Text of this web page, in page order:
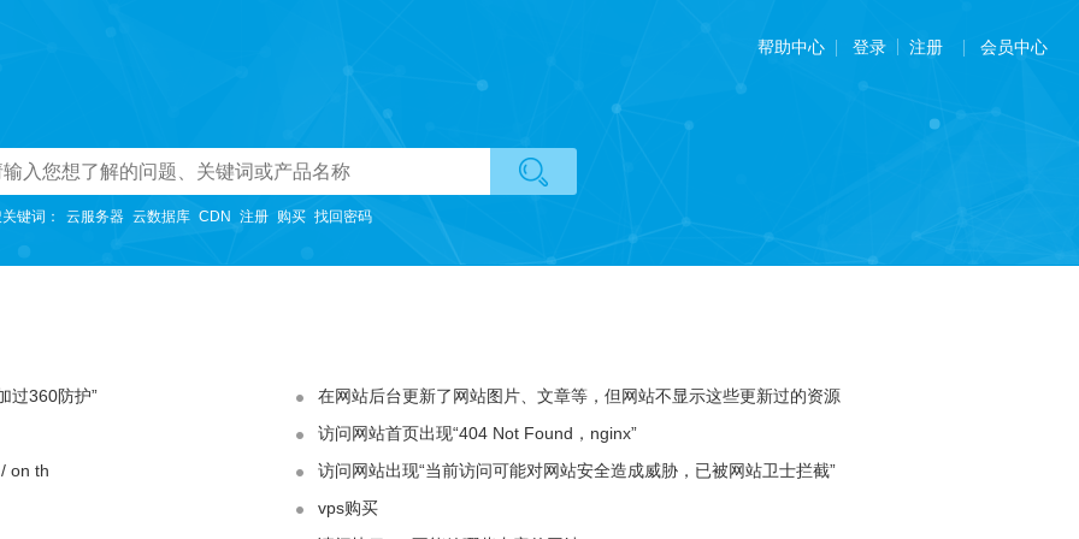
适用于初期网站使用。
香港主机
不限带宽，适用于图片等静态资源较多的网站。
提供更快更优质的网站访问服务
独立操作系统（不提供远程登录），独立IP、独立CPU、独立内存。
帮助中心 登录 注册 会员中心
键词： 云服务器 云数据库 CDN 注册 购买 找回密码
过360防护”
在网站后台更新了网站图片、文章等，但网站不显示这些更新过的资源
访问网站首页出现“404 Not Found，nginx”
on th
访问网站出现“当前访问可能对网站安全造成威胁，已被网站卫士拦截”
vps购买